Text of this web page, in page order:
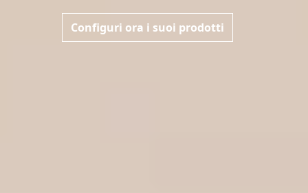
Configuri ora i suoi prodotti